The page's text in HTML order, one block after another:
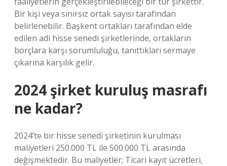
Bir kişi veya sınırsız ortak sayısı tarafından
belirlenebilir. Başkent ortakları tarafından elde
edilen adi hisse senedi şirketlerinde, ortakların
borçlara karşı sorumluluğu, tanıttıkları sermaye
çıkarına karşılık gelir.
2024 şirket kuruluş masrafı
ne kadar?
2024’te bir hisse senedi şirketinin kurulması
maliyetleri 250.000 TL ile 500.000 TL arasında
değişmektedir. Bu maliyetler; Ticari kayıt ücretleri,